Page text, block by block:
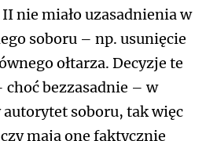
nie miało uzasadnienia w
soboru – np. usunięcie
ołtarza. Decyzje te
choć bezzasadnie – w
soboru, tak więc
mają one faktycznie